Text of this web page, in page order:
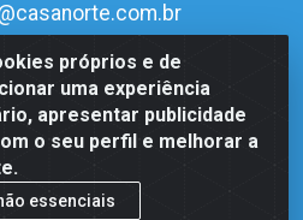
próprios e de
uma experiência
apresentar publicidade
o seu perfil e melhorar a
essenciais
Mário Câmara, 1815 - Dix-
RN - CEP 59054-600 - CNPJ
0001-51